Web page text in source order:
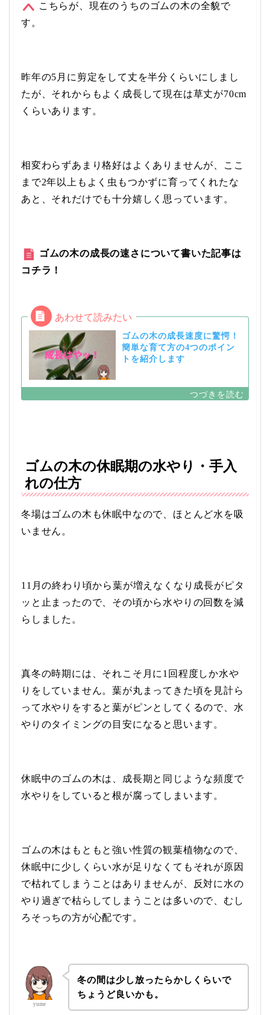
こちらが、現在のうちのゴムの木の全貌で
す。
昨年の5月に剪定をして丈を半分くらいにしまし
たが、それからもよく成長して現在は草丈が70cm
くらいあります。
相変わらずあまり格好はよくありませんが、ここ
まで2年以上もよく虫もつかずに育ってくれたな
あと、それだけでも十分嬉しく思っています。
ゴムの木の成長の速さについて書いた記事は
コチラ！
ゴムの木の成長速度に驚愕！
簡単な育て方の4つのポイン
トを紹介します
ゴムの木の休眠期の水やり・手入
れの仕方
冬場はゴムの木も休眠中なので、ほとんど水を吸
いません。
11月の終わり頃から葉が増えなくなり成長がピタ
ッと止まったので、その頃から水やりの回数を減
らしました。
真冬の時期には、それこそ月に1回程度しか水や
りをしていません。葉が丸まってきた頃を見計ら
って水やりをすると葉がピンとしてくるので、水
やりのタイミングの目安になると思います。
休眠中のゴムの木は、成長期と同じような頻度で
水やりをしていると根が腐ってしまいます。
ゴムの木はもともと強い性質の観葉植物なので、
休眠中に少しくらい水が足りなくてもそれが原因
で枯れてしまうことはありませんが、反対に水の
やり過ぎで枯らしてしまうことは多いので、むし
ろそっちの方が心配です。
yume
冬の間は少し放ったらかしくらいで
ちょうど良いかも。